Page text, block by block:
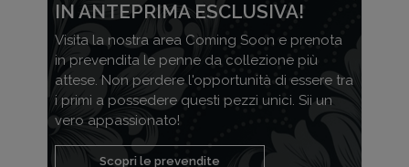
IN ANTEPRIMA ESCLUSIVA!
Visita la nostra area Coming Soon e prenota
in prevendita le penne da collezione più
attese. Non perdere l'opportunità di essere tra
i primi a possedere questi pezzi unici. Sii un
vero appassionato!
Scopri le prevendite